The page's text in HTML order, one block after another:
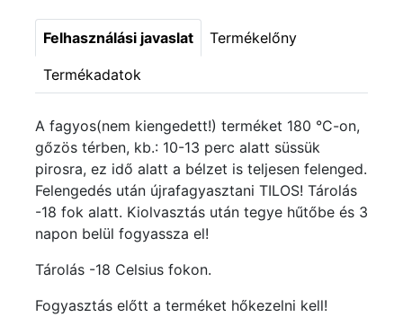
Felhasználási javaslat Termékelőny
Termékadatok
A fagyos(nem kiengedett!) terméket 180 °C-on,
gőzös térben, kb.: 10-13 perc alatt süssük
pirosra, ez idő alatt a bélzet is teljesen felenged.
Felengedés után újrafagyasztani TILOS! Tárolás
-18 fok alatt. Kiolvasztás után tegye hűtőbe és 3
napon belül fogyassza el!
Tárolás -18 Celsius fokon.
Fogyasztás előtt a terméket hőkezelni kell!